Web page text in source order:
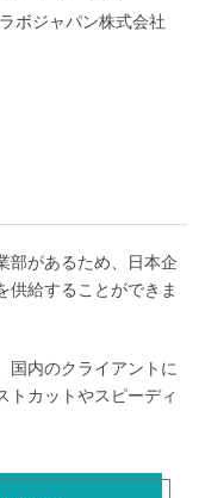
ボジャパン株式会社
部があるため、日本企
供給することができま
国内のクライアントに
トカットやスピーディ